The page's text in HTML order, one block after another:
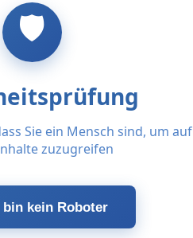
Sie ein Mensch sind, um auf
zuzugreifen
bin kein Roboter